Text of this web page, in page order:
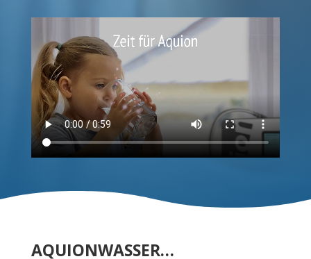
P
L
Z
)
*
AQUIONWASSER…